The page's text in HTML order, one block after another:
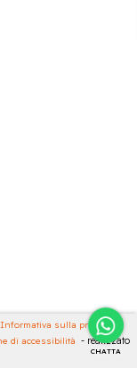
CHATTA
Informativa sulla privacy -
di accessibilità - realizzato